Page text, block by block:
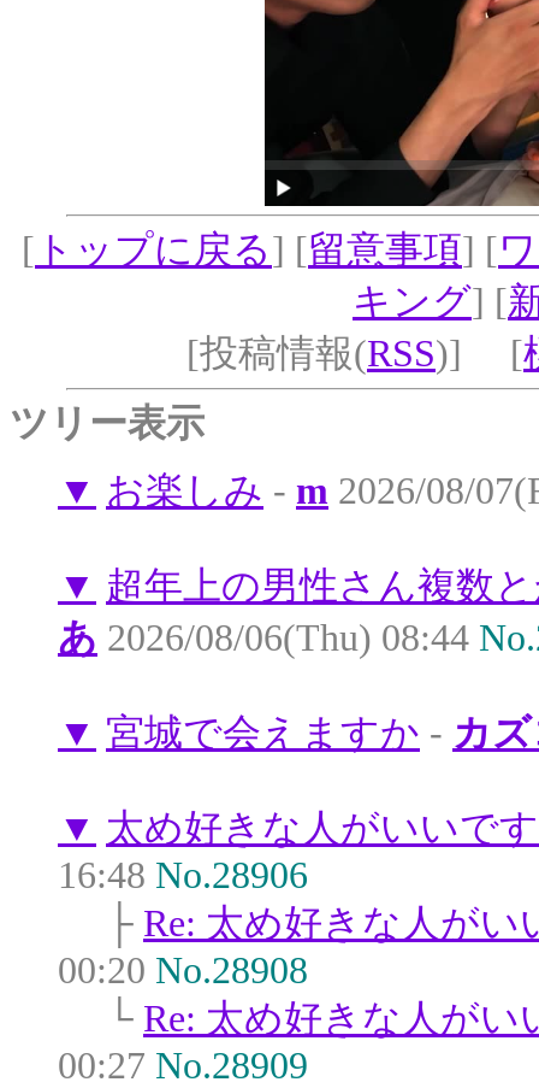
[ トップに戻る] [留意事項] [
キング] [
[投稿情報(RSS)] [
ツリー表示
▼ お楽しみ - m 2026/08/
▼ 超年上の男性さん複数
あ 2026/08/06(Thu) 08:44
▼ 宮城で会えますか - カ
▼ 太め好きな人がいいで
16:48 No.28906
├ Re: 太め好きな人がい
00:20 No.28908
└ Re: 太め好きな人がい
00:27 No.28909